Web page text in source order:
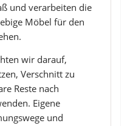
und verarbeiten die
Möbel für den
wir darauf,
Verschnitt zu
Reste nach
Eigene
und